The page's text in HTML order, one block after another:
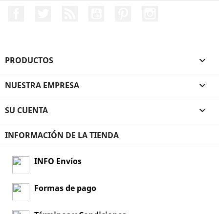
PRODUCTOS 
NUESTRA EMPRESA 
SU CUENTA 
INFORMACIÓN DE LA TIENDA
INFO Envíos
Formas de pago